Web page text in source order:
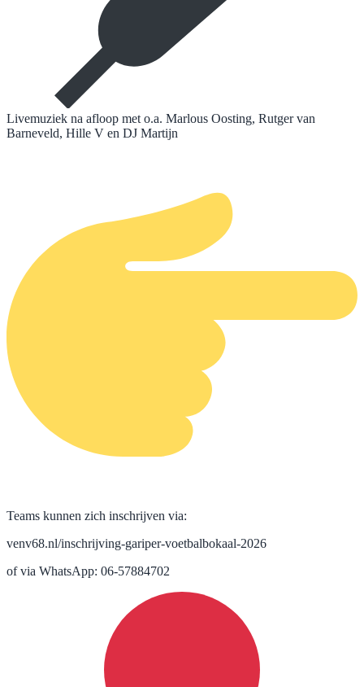
Livemuziek na afloop met o.a. Marlous Oosting, Rutger van
Barneveld, Hille V en DJ Martijn
Teams kunnen zich inschrijven via:
venv68.nl/inschrijving-gariper-voetbalbokaal-2026
of via WhatsApp: 06-57884702